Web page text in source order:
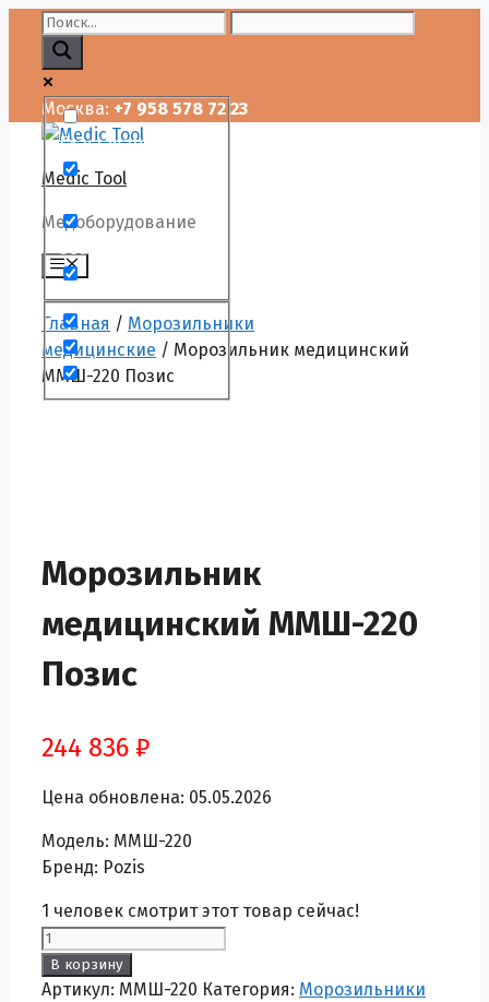
Перейти
содержимому
Exact matches only
Москва: +7 958 578 72 23
Medic Tool
Медоборудование
Меню
Главная / Морозильники
медицинские / Морозильник медицинский
ММШ-220 Позис
Морозильник
медицинский ММШ-220
Позис
244 836 ₽
Цена обновлена: 05.05.2026
Модель: ММШ-220
Бренд: Pozis
1 человек смотрит этот товар сейчас!
Количество
товара
Морозильник
В корзину
Артикул: ММШ-220 Категория: Морозильники